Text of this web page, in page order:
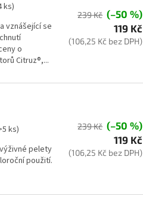
ks)
vznášející se
o
Citruz®,...
239 Kč (–50 %)
119 Kč
(106,25 Kč bez DPH)
ks)
pelety
použití.
239 Kč (–50 %)
119 Kč
(106,25 Kč bez DPH)